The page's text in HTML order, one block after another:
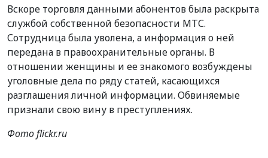
Вскоре торговля данными абонентов была раскрыта
службой собственной безопасности МТС.
Сотрудница была уволена, а информация о ней
передана в правоохранительные органы. В
отношении женщины и ее знакомого возбуждены
уголовные дела по ряду статей, касающихся
разглашения личной информации. Обвиняемые
признали свою вину в преступлениях.
Фото flickr.ru